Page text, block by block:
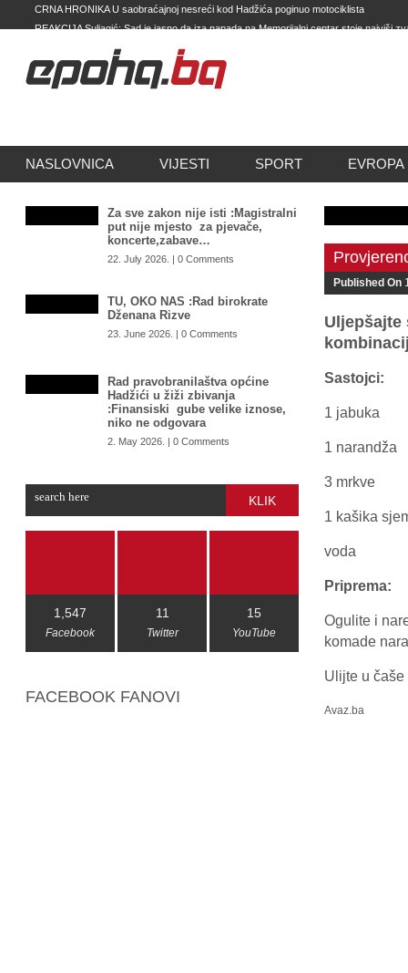
CRNA HRONIKA U saobraćajnoj nesreći kod Hadžića poginuo motociklista
REAKCIJA Suljagić: Sad je jasno da iza napada na Memorijalni centar stoje najviši
LOŠ TRGOVAC Izetbegović sinoć potvrdio – Efendić je brutalno odbio njegovu
Otkrio je i nevjerovatnu ponudu koju mu je bio dao
NASLOVNICA VIJESTI SPORT
Za sve zakon nije isti :Magistralni
put nije mjesto za pjevače,
koncerte,zabave…
22. July 2026. | 0 Comments
TU, OKO NAS :Rad birokrate
Dženana Rizve
23. June 2026. | 0 Comments
Rad pravobranilaštva općine
Hadžići u žiži zbivanja
:Finansiski gube velike iznose,
niko ne odgovara
2. May 2026. | 0 Comments
KLIK
1,547
Facebook
11
Twitter
15
YouTube
FACEBOOK FANOVI
Published On
Uljepšajte
Sastojci:
1 jabuka
1 narandža
3 mrkve
1 kašika
voda
Priprema:
Ogulite i
komade
Ulijte u
Avaz.ba